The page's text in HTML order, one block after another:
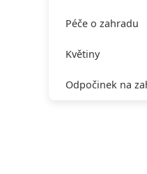
Péče o zahradu
Květiny
Odpočinek na